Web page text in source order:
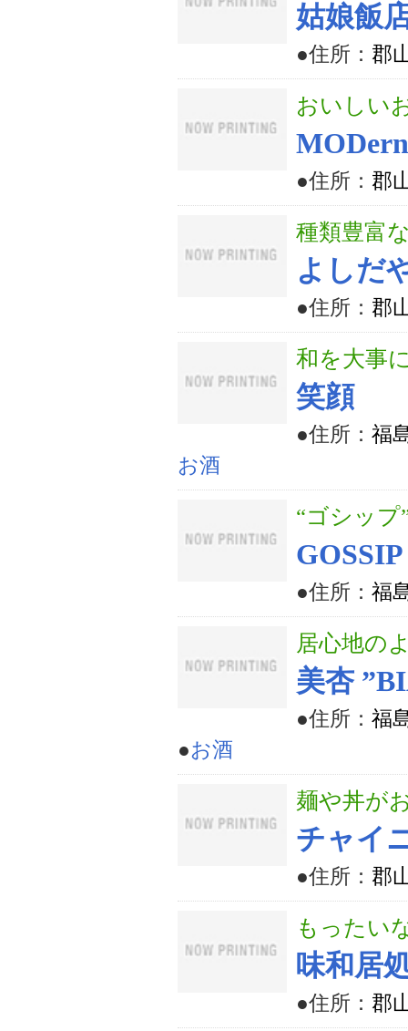
姑娘飯
●住所： 郡
おいしい
●住所： 郡
種類豊富
よしだ
●住所： 郡
和を大事
笑顔
●住所： 福
お酒
“ゴシッ
●住所： 福
居心地の
美杏
●住所： 福
●お酒
麺や丼が
チャイ
●住所： 郡
もったい
味和居
●住所： 郡